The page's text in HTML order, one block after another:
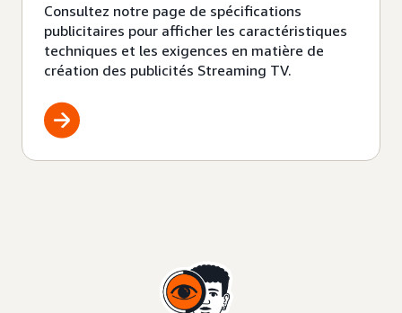
Consultez notre page de spécifications
publicitaires pour afficher les caractéristiques
techniques et les exigences en matière de
création des publicités Streaming TV.